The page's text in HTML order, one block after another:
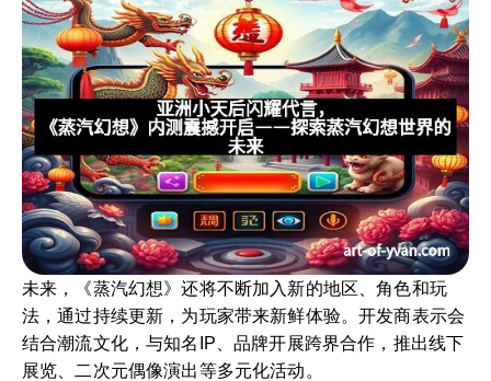
未来，《蒸汽幻想》还将不断加入新的地区、角色和玩
法，通过持续更新，为玩家带来新鲜体验。开发商表示会
结合潮流文化，与知名IP、品牌开展跨界合作，推出线下
展览、二次元偶像演出等多元化活动。